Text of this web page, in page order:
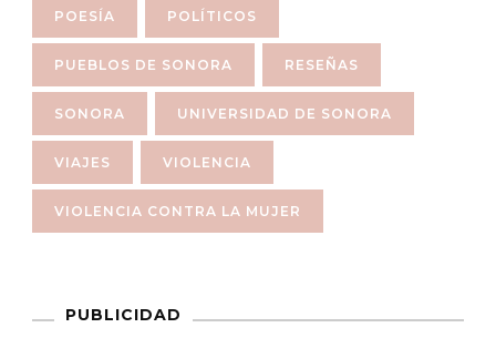
POESÍA POLÍTICOS
PUEBLOS DE SONORA RESEÑAS
SONORA UNIVERSIDAD DE SONORA
VIAJES VIOLENCIA
VIOLENCIA CONTRA LA MUJER
PUBLICIDAD